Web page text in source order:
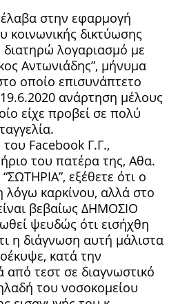
στην εφαρμογή
κοινωνικής δικτύωσης
λογαριασμό με
Αντωνιάδης”, μήνυμα
οποίο επισυνάπτετο
ανάρτηση μέλους
είχε προβεί σε πολύ
του Facebook Γ.Γ.,
του πατέρα της, Αθα.
εξέθετε ότι ο
λόγω καρκίνου, αλλά στο
βεβαίως ΔΗΜΟΣΙΟ
ψευδώς ότι εισήχθη
η διάγνωση αυτή μάλιστα
κατά την
από τεστ σε διαγνωστικό
του νοσοκομείου